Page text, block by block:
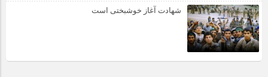
شهادت آغاز خوشبختی است